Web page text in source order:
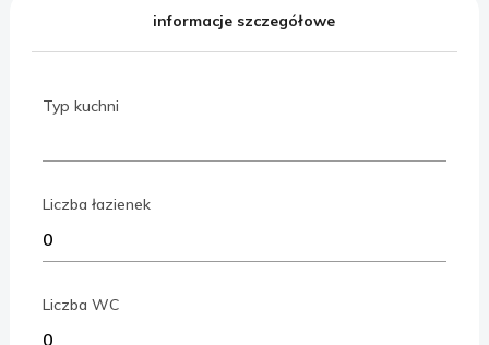
informacje szczegółowe
Typ kuchni
Liczba łazienek
Liczba WC